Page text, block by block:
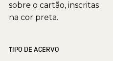
sobre o cartão, inscritas
na cor preta.
TIPO DE ACERVO